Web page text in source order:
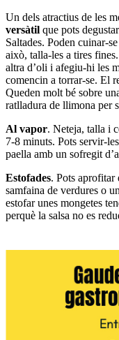
Un dels atractius de les
versàtil que pots
Saltades. Poden cuinar-
això, talla-les a tires
altra d’oli i afegiu-hi les
comencin a torrar-se. El
Queden molt bé sobre
ratlladura de llimona per
Al vapor. Neteja, talla i
7-8 minuts. Pots servir-
paella amb un sofregit
Estofades. Pots aprofitar
samfaina de verdures o
estofar unes mongetes
perquè la salsa no es